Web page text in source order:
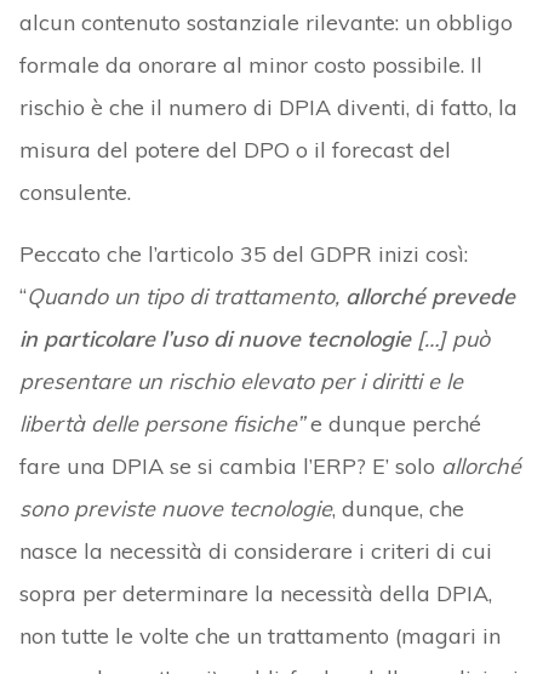
alcun contenuto sostanziale rilevante: un obbligo
formale da onorare al minor costo possibile. Il
rischio è che il numero di DPIA diventi, di fatto, la
misura del potere del DPO o il forecast del
consulente.
Peccato che l’articolo 35 del GDPR inizi così:
“Quando un tipo di trattamento, allorché prevede
in particolare l’uso di nuove tecnologie[…] può
presentare un rischio elevato per i diritti e le
libertà delle persone fisiche”e dunque perché
fare una DPIA se si cambia l’ERP? E’ solo allorché
sono previste nuove tecnologie, dunque, che
nasce la necessità di considerare i criteri di cui
sopra per determinare la necessità della DPIA,
non tutte le volte che un trattamento (magari in